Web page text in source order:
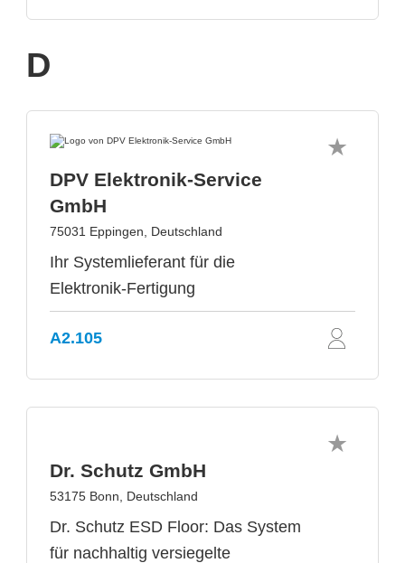
D
DPV Elektronik-Service
GmbH
75031 Eppingen, Deutschland
Ihr Systemlieferant für die
Elektronik-Fertigung
A2.105
Dr. Schutz GmbH
53175 Bonn, Deutschland
Dr. Schutz ESD Floor: Das System
für nachhaltig versiegelte